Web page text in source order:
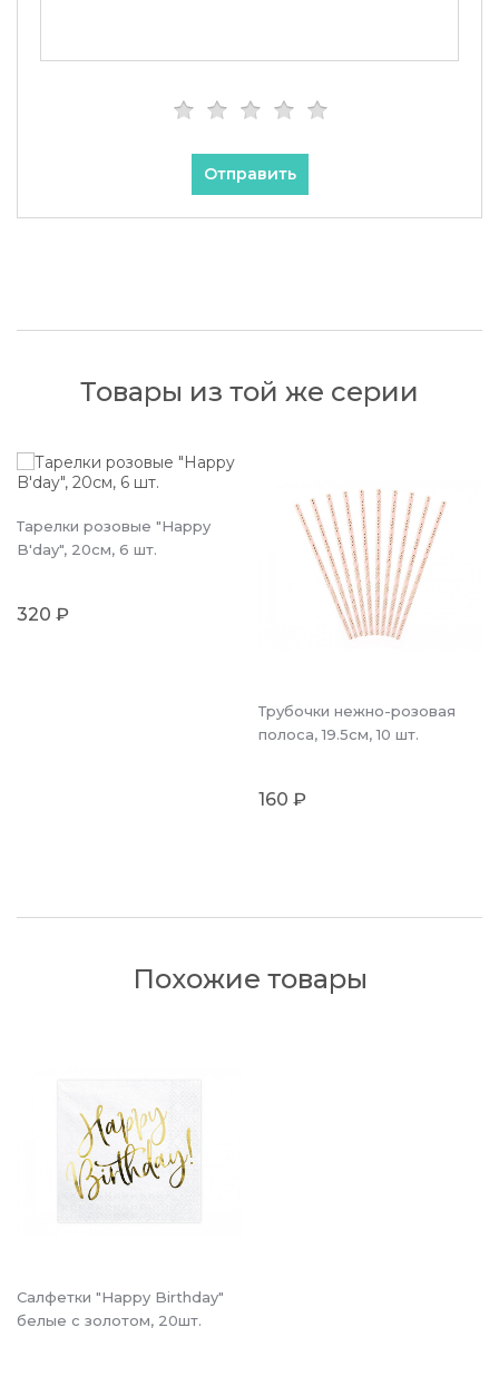
Отправить
Товары из той же серии
Тарелки розовые "Happy
B'day", 20см, 6 шт.
320 ₽
Трубочки нежно-розовая
полоса, 19.5см, 10 шт.
160 ₽
Похожие товары
Салфетки "Happy Birthday"
белые с золотом, 20шт.